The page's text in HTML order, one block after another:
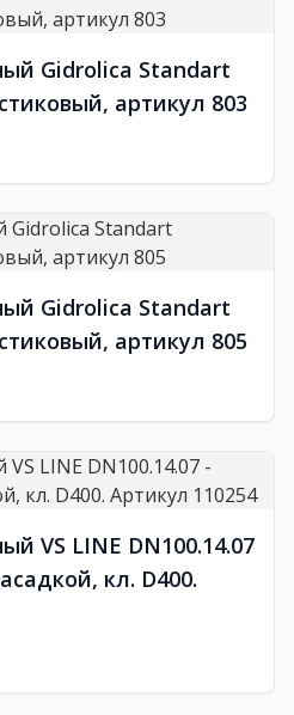
Gidrolica Standart
артикул 803
Gidrolica Standart
артикул 805
VS LINE DN100.14.07
кл. D400.